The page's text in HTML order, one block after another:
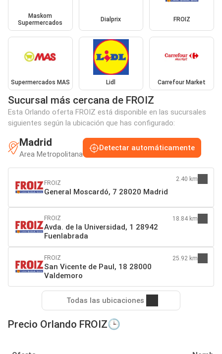
Maskom
Supermercados
Dialprix FROIZ
Supermercados MAS Lidl Carrefour Market
Sucursal más cercana de FROIZ
Esta Orlando oferta FROIZ está disponible en las sucursales
siguientes según la ubicación que has configurado:
Madrid
Area Metropolitana
Detectar automáticamente
FROIZ
General Moscardó, 7 28020 Madrid
2.40 km
FROIZ
Avda. de la Universidad, 1 28942
Fuenlabrada
18.84 km
FROIZ
San Vicente de Paul, 18 28000
Valdemoro
25.92 km
Todas las ubicaciones
Precio Orlando FROIZ🕒